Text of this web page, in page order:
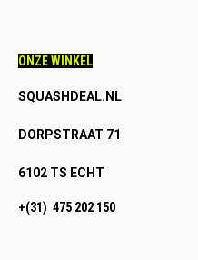
ONZE WINKEL
SQUASHDEAL.NL
DORPSTRAAT 71
6102 TS ECHT
+(31) 475 202 150